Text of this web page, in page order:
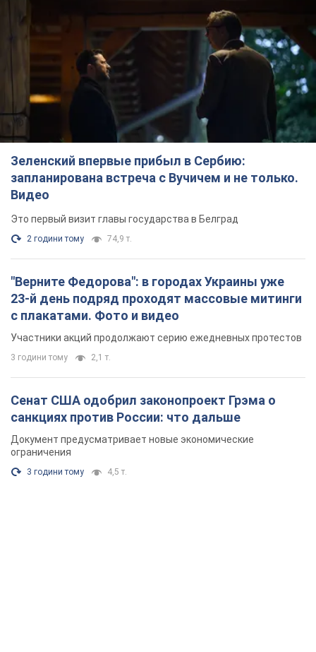
Зеленский впервые прибыл в Сербию:
запланирована встреча с Вучичем и не только.
Видео
Это первый визит главы государства в Белград
2 години тому 74,9 т.
"Верните Федорова": в городах Украины уже
23-й день подряд проходят массовые митинги
с плакатами. Фото и видео
Участники акций продолжают серию ежедневных протестов
3 години тому 2,1 т.
Сенат США одобрил законопроект Грэма о
санкциях против России: что дальше
Документ предусматривает новые экономические
ограничения
3 години тому 4,5 т.